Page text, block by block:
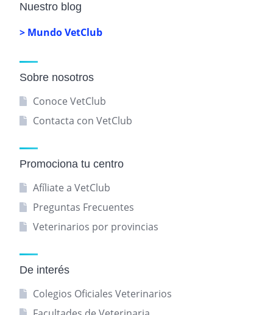
Nuestro blog
> Mundo VetClub
Sobre nosotros
Conoce VetClub
Contacta con VetClub
Promociona tu centro
Afíliate a VetClub
Preguntas Frecuentes
Veterinarios por provincias
De interés
Colegios Oficiales Veterinarios